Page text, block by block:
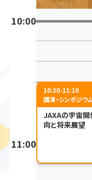
10:00
11:00
10:30-11:10
講演・シンポジウ
JAXAの宇宙
向と将来展望